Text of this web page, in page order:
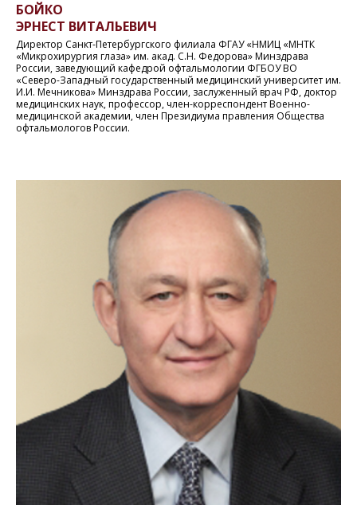
БОЙКО
ЭРНЕСТ ВИТАЛЬЕВИЧ
Директор Санкт-Петербургского филиала ФГАУ «НМИЦ «МНТК
«Микрохирургия глаза» им. акад. С.Н. Федорова» Минздрава
России, заведующий кафедрой офтальмологии ФГБОУ ВО
«Северо-Западный государственный медицинский университет им.
И.И. Мечникова» Минздрава России, заслуженный врач РФ, доктор
медицинских наук, профессор, член-корреспондент Военно-
медицинской академии, член Президиума правления Общества
офтальмологов России.